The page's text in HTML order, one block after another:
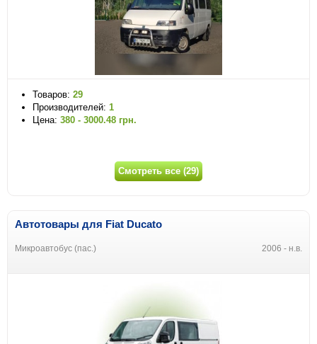
Товаров: 29
Производителей: 1
Цена: 380 - 3000.48 грн.
Смотреть все (29)
Автотовары для Fiat Ducato
Микроавтобус (пас.) 2006 - н.в.